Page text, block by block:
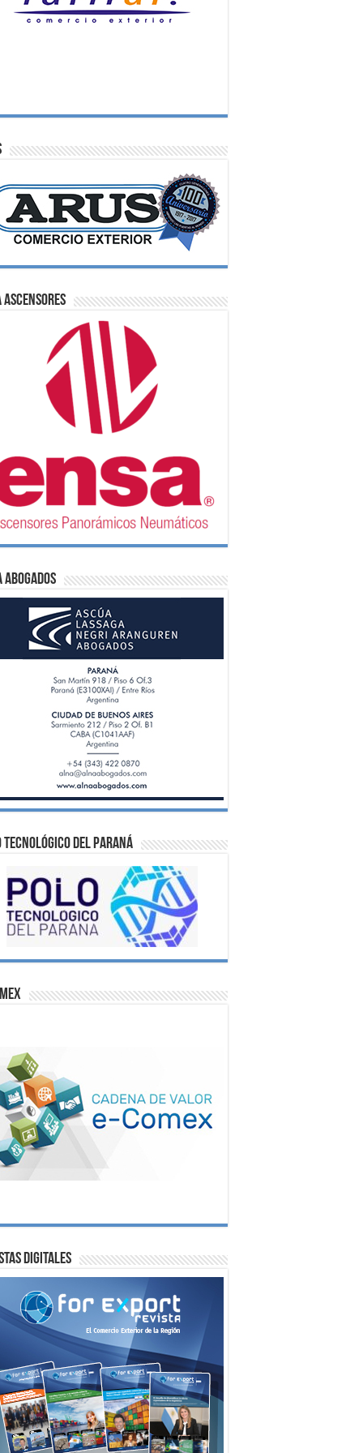
Ascensores
Abogados
Tecnológico del Paraná
digitales